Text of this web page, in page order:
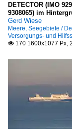
DETECTOR (IMO
9308065) im
Gerd Wiese
Meere, Seegebiete /
Versorgungs- und
 170 1600x1077 Px,